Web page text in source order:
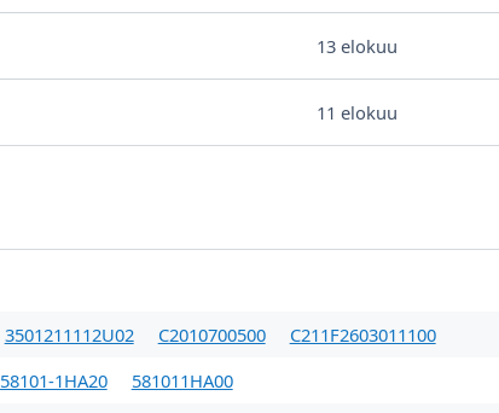
13 elokuu
11 elokuu
3501211112U02 C2010700500
C211F2603011100
58101-1HA20
581011HA00